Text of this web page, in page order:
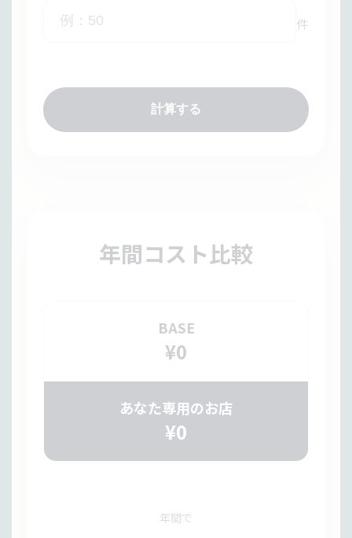
件
計算する
年間コスト比較
BASE
¥0
あなた専用のお店
¥0
年間で